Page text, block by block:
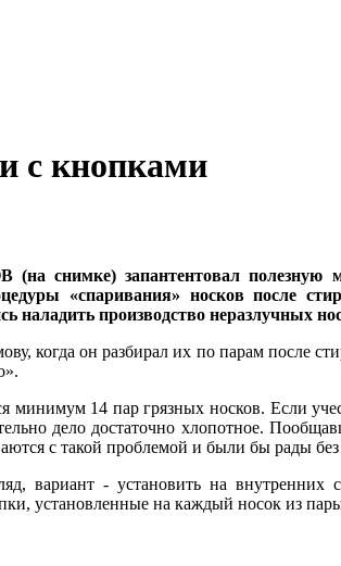
с кнопками
(на снимке) запантентовал полезную
«спаривания» носков после
наладить производство неразлучных
когда он разбирал их по парам после
минимум 14 пар грязных носков. Если
дело достаточно хлопотное.
с такой проблемой и были бы рады
вариант - установить на
установленные на каждый носок из